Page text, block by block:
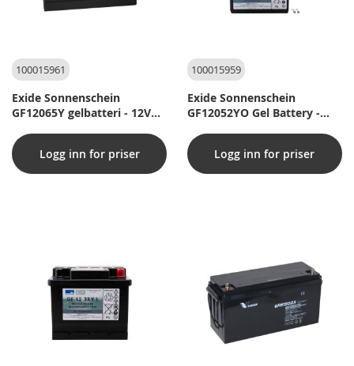
100015961
Exide Sonnenschein
GF12065Y gelbatteri - 12V
Logg inn for priser
100015959
Exide Sonnenschein
GF12052YO Gel Battery -
Logg inn for priser